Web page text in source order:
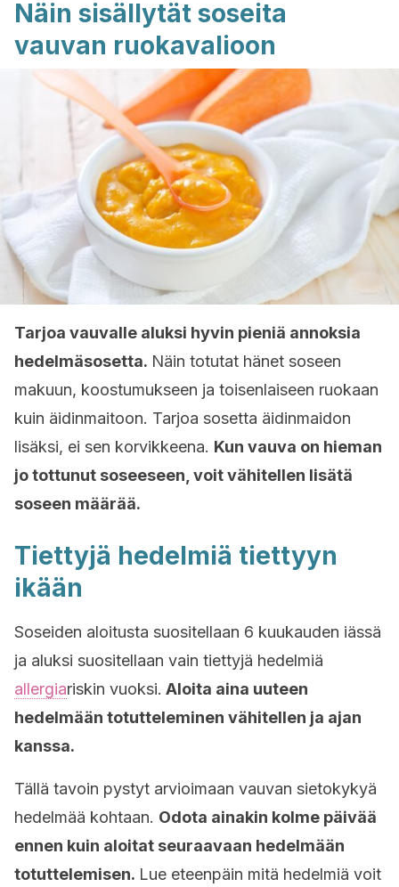
Näin sisällytät soseita
vauvan ruokavalioon
Tarjoa vauvalle aluksi hyvin pieniä annoksia
hedelmäsosetta. Näin totutat hänet soseen
makuun, koostumukseen ja toisenlaiseen ruokaan
kuin äidinmaitoon. Tarjoa sosetta äidinmaidon
lisäksi, ei sen korvikkeena. Kun vauva on hieman
jo tottunut soseeseen, voit vähitellen lisätä
soseen määrää.
Tiettyjä hedelmiä tiettyyn
ikään
Soseiden aloitusta suositellaan 6 kuukauden iässä
ja aluksi suositellaan vain tiettyjä hedelmiä
allergiariskin vuoksi. Aloita aina uuteen
hedelmään totutteleminen vähitellen ja ajan
kanssa.
Tällä tavoin pystyt arvioimaan vauvan sietokykyä
hedelmää kohtaan. Odota ainakin kolme päivää
ennen kuin aloitat seuraavaan hedelmään
totuttelemisen. Lue eteenpäin mitä hedelmiä voit